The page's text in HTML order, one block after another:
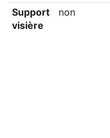
Support
visière
non